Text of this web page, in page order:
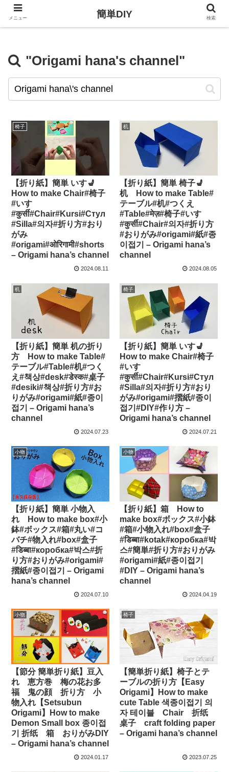
"Origami hana's channel"
椅子
【折り紙】簡単 いす💺
How to make Chair#椅子
#いす
#कुर्सी#Chair#Kursi#Стул
#Silla#의자#折り方#おり
がみ
#origami#ओरिगामी#shorts
– Origami hana’s channel
2024.08.11
机
【折り紙】簡単 椅子💺
机 How to make Table#
テーブル#机#つくえ
#Table#मेज़#椅子#いす
#कुर्सी#Chair#의자#折り方
#おりがみ#origami#紙#종
이접기 – Origami hana’s
channel
2024.08.05
机
【折り紙】簡単 机の折り
方 How to make Table#
テーブル#Table#机#つく
え#책상#desk#डेस्क#桌子
#desiki#책상#折り方#お
りがみ#origami#紙#종이
접기 – Origami hana’s
channel
2024.07.23
椅子
【折り紙】簡単 いす💺
How to make Chair#椅子
#いす
#कुर्सी#Chair#Kursi#Стул
#Silla#의자#折り方#おり
がみ#origami#摺紙#종이
접기#DIY#作り方 –
Origami hana’s channel
2024.07.21
小物
【折り紙】簡単 小物入
れ How to make box#小
鉢#ボックス#箱#丸い#コ
バチ#物入れ#box#盒子
#डिब्बा#коробка#박스#折
り方#おりがみ#origami#
摺紙#종이접기 – Origami
hana’s channel
2024.07.10
小物
【折り紙】箱 How to
make box#ボックス#小鉢
#箱#小物入れ#box#盒子
#डिब्बा#kotak#коробка#박
스#簡単#折り方#おりがみ
#origami#紙#종이접기
#DIY – Origami hana’s
channel
2024.04.19
小物
【節分 簡単折り紙】豆入
れ 恵方巻 梅の花お多
福 鬼の顔 折り方 小
物入れ【Setsubun
Origami】How to make
Demon Small box 종이접
기 折纸 箱 おりがみDIY
– Origami hana’s channel
2024.01.17
椅子
【簡単折り紙】椅子とテ
ーブルの折り方【Easy
Origami】How to make
cute Table 색종이접기 의
자 테이블 Chair 折纸
桌子 craft folding paper
– Origami hana’s channel
2023.07.25
メニュー 簡単DIY 検索